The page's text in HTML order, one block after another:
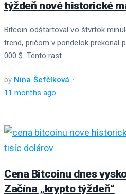
týždeň nové historické
Bitcoin odštartoval vo štvrtok
trend, pričom v pondelok prekonal
000 $. Tento rast...
by Nina Šefčíková
11 months ago
Cena Bitcoinu dnes
Začína „krypto týždeň“